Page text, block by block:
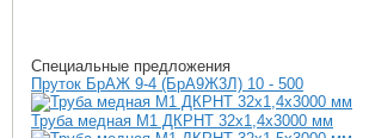
Специальные предложения
Пруток БрАЖ 9-4 (БрА9Ж3Л) 10 - 500
Труба медная М1 ДКРНТ 32х1,4х3000 мм